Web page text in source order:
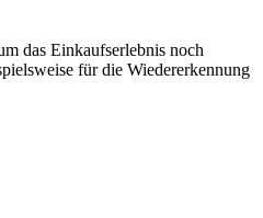
das Einkaufserlebnis noch
für die Wiedererkennung